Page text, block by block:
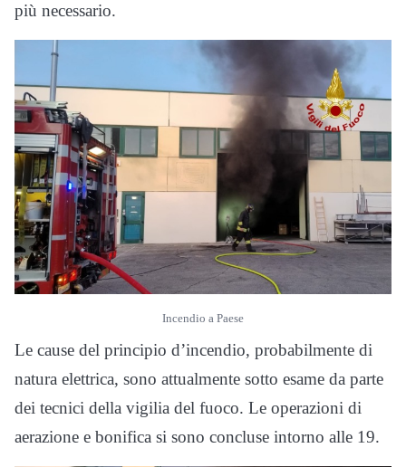
più necessario.
Incendio a Paese
Le cause del principio d’incendio, probabilmente di
natura elettrica, sono attualmente sotto esame da parte
dei tecnici della vigilia del fuoco. Le operazioni di
aerazione e bonifica si sono concluse intorno alle 19.